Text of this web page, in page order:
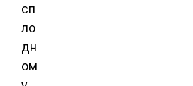
сп
ло
дн
ом